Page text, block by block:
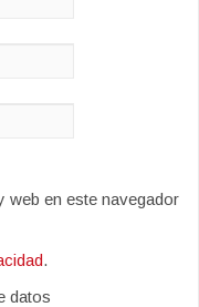
web en este navegador
.
datos